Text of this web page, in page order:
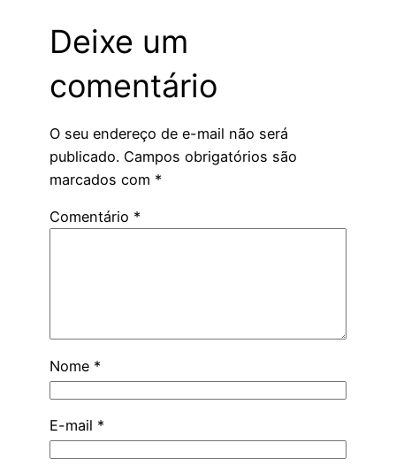
Deixe um
comentário
O seu endereço de e-mail não será
publicado. Campos obrigatórios são
marcados com *
Comentário *
Nome *
E-mail *